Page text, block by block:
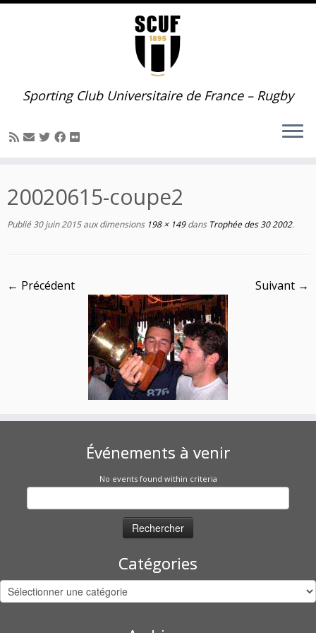
Passer
Sporting Club Universitaire de France – Rugby
20020615-coupe2
Publié30 juin 2015aux dimensions198 × 149dansTrophée des 30 2002.
← Précédent Suivant →
Événements à venir
No events found within criteria
Rechercher :
Catégories
Catégories